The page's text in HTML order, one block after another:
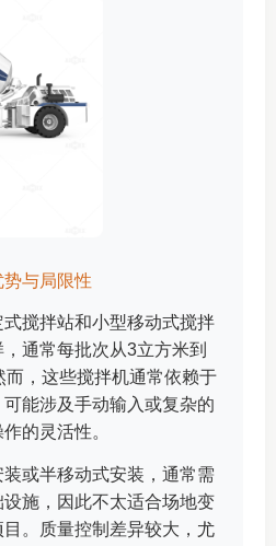
与局限性
搅拌站和小型移动式搅拌
通常每批次从3立方米到
，这些搅拌机通常依赖于
能涉及手动输入或复杂的
的灵活性。
或半移动式安装，通常需
施，因此不太适合场地变
。质量控制差异较大，尤